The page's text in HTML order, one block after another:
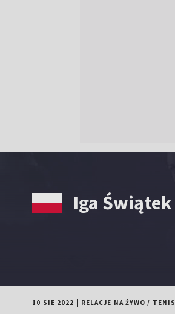
Iga Świątek
10 SIE 2022 RELACJE NA ŻYWO / TENIS